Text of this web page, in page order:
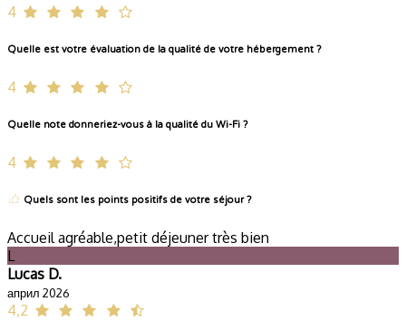
4
Quelle est votre évaluation de la qualité de votre hébergement ?
4
Quelle note donneriez-vous à la qualité du Wi-Fi ?
4
Quels sont les points positifs de votre séjour ?
Accueil agréable,petit déjeuner très bien
L
Lucas D.
април 2026
4,2